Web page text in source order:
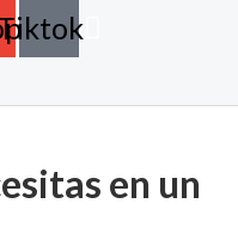
en un